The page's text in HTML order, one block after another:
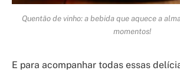
Quentão de vinho: a bebida que aquece a
momentos!
E para acompanhar todas essas